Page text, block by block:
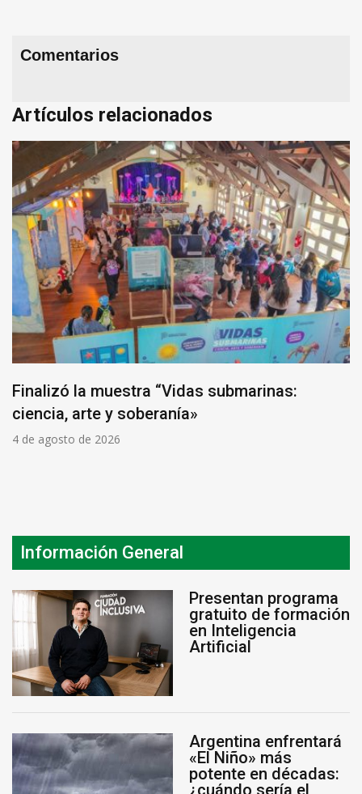
Comentarios
Artículos relacionados
Finalizó la muestra “Vidas submarinas:
ciencia, arte y soberanía»
4 de agosto de 2026
Información General
Presentan programa
gratuito de formación
en Inteligencia
Artificial
Argentina enfrentará
«El Niño» más
potente en décadas:
¿cuándo sería el